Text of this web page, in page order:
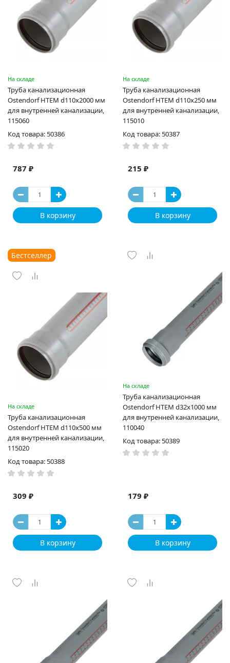
На складе
Труба канализационная
Ostendorf HTEM d110x2000 мм
для внутренней канализации,
115060
Код товара: 50386
787 ₽
В корзину
На складе
Труба канализационная
Ostendorf HTEM d110x250 мм
для внутренней канализации,
115010
Код товара: 50387
215 ₽
В корзину
Бестселлер
На складе
Труба канализационная
Ostendorf HTEM d110x500 мм
для внутренней канализации,
115020
Код товара: 50388
309 ₽
В корзину
На складе
Труба канализационная
Ostendorf HTEM d32x1000 мм
для внутренней канализации,
110040
Код товара: 50389
179 ₽
В корзину